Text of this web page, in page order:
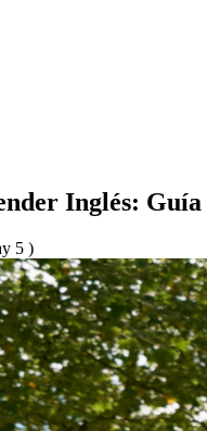
Inglés:
5 )